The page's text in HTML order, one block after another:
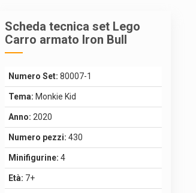
Scheda tecnica set Lego
Carro armato Iron Bull
Numero Set: 80007-1
Tema: Monkie Kid
Anno: 2020
Numero pezzi: 430
Minifigurine: 4
Età: 7+